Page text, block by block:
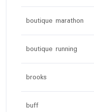
boutique marathon
boutique running
brooks
buff